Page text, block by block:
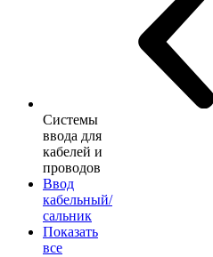
Системы
ввода для
кабелей и
проводов
Ввод
кабельный/
сальник
Показать
все